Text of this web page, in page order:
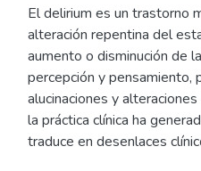
El delirium es un trastorno
alteración repentina del
aumento o disminución de
percepción y pensamiento,
alucinaciones y
la práctica clínica ha
traduce en desenlaces